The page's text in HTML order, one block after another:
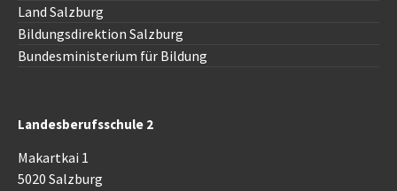
Land Salzburg
Bildungsdirektion Salzburg
Bundesministerium für Bildung
Landesberufsschule 2
Makartkai 1
5020 Salzburg